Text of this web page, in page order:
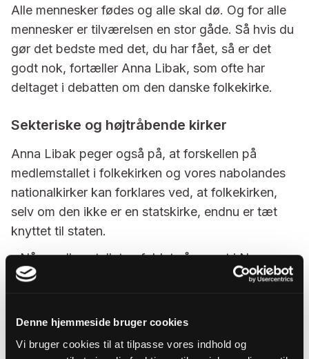
Denne hjemmeside bruger cookies
Vi bruger cookies til at tilpasse vores indhold og
Alle mennesker fødes og alle skal dø. Og for alle
mennesker er tilværelsen en stor gåde. Så hvis du
gør det bedste med det, du har fået, så er det
godt nok, fortæller Anna Libak, som ofte har
deltaget i debatten om den danske folkekirke.
Sekteriske og højtråbende kirker
Anna Libak peger også på, at forskellen på
medlemstallet i folkekirken og vores nabolandes
nationalkirker kan forklares ved, at folkekirken,
selv om den ikke er en statskirke, endnu er tæt
knyttet til staten.
- Når medlemstallet er faldet så meget i Norge og
Sverige er det fordi, at de har skilt kirken fra
derfor gradvist bliver mere sekterisk, mere
synspunkter, som man skal abonnere på for at